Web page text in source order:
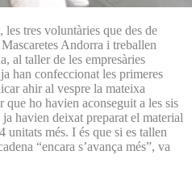
tres voluntàries que des de
Andorra i treballen
al taller de les empresàries
han confeccionat les primeres
ahir al vespre la mateixa
que ho havien aconseguit a les sis
havien deixat preparat el material
unitats més. I és que si es tallen
“encara s’avança més”, va